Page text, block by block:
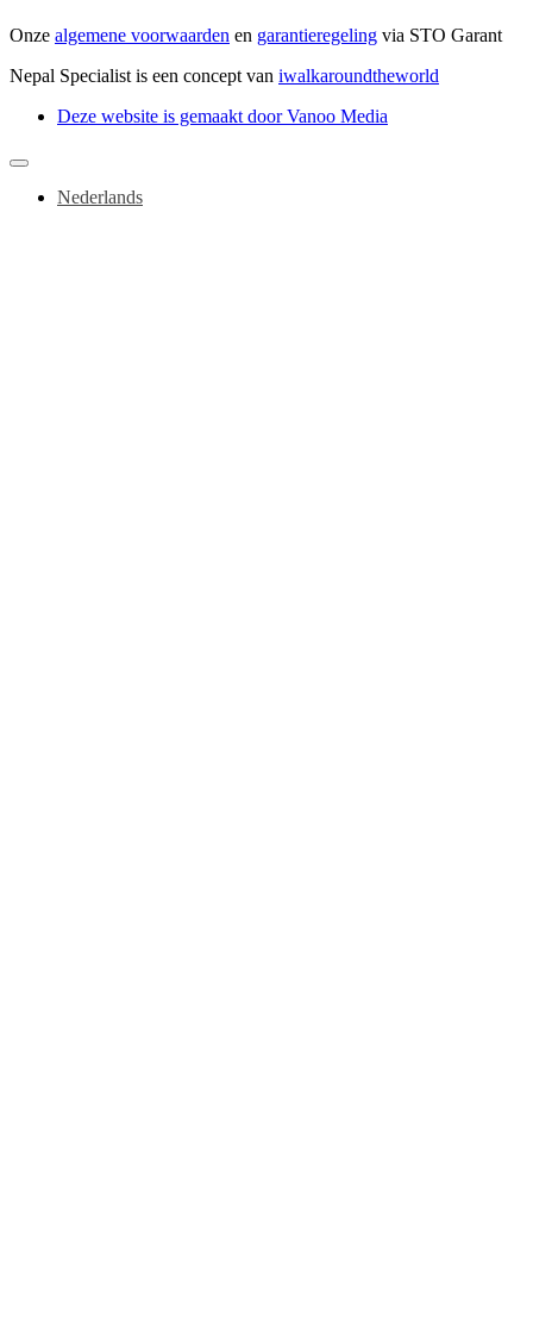
Onze algemene voorwaarden en garantieregeling via STO Garant
Nepal Specialist is een concept van iwalkaroundtheworld
Deze website is gemaakt door Vanoo Media
Nederlands